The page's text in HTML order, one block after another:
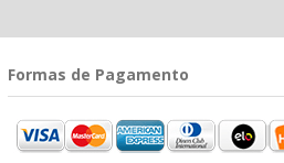
Formas de Pagamento